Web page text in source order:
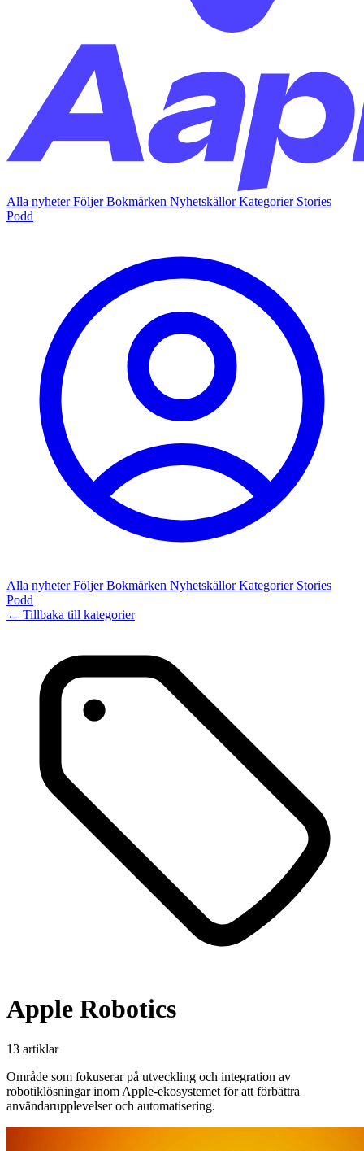
Alla nyheterFöljerBokmärken NyhetskällorKategorier Stories
Podd
Alla nyheterFöljerBokmärken NyhetskällorKategorier Stories
Podd
← Tillbaka till kategorier
Apple Robotics
13 artiklar
Område som fokuserar på utveckling och integration av
robotiklösningar inom Apple-ekosystemet för att förbättra
användarupplevelser och automatisering.